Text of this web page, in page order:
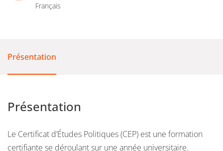
Français
Présentation
Présentation
Le Certificat d’Études Politiques (CEP) est une formation
certifiante se déroulant sur une année universitaire.